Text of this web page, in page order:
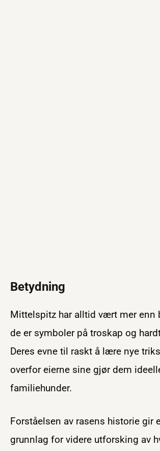
Betydning
Mittelspitz har alltid vært mer enn
de er symboler på troskap og
Deres evne til raskt å lære nye
overfor eierne sine gjør dem
familiehunder.
Forståelsen av rasens historie gir
grunnlag for videre utforsking av